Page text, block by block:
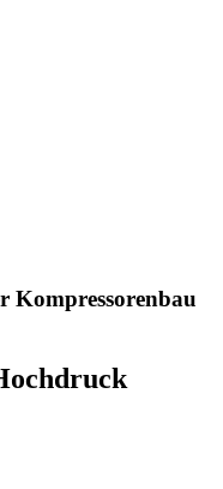
Kompressorenbau